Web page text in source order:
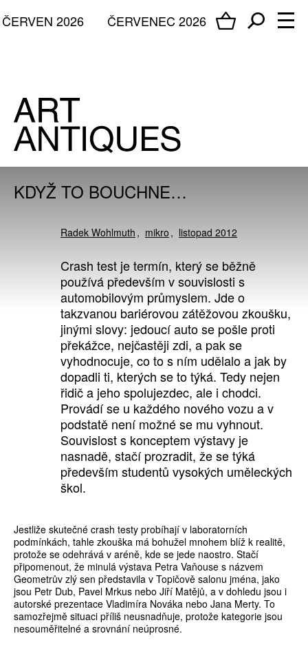
ČERVENEC 2026
ČERVEN 2026
KDYŽ TO BOUCHNE…
Radek Wohlmuth mikro listopad 2012
Crash test je termín, který se běžně
používá především v souvislosti s
automobilovým průmyslem. Jde o
takzvanou bariérovou zátěžovou zkoušku,
jinými slovy: jedoucí auto se pošle proti
překážce, nejčastěji zdi, a pak se
vyhodnocuje, co to s ním udělalo a jak by
dopadli ti, kterých se to týká. Tedy nejen
řidič a jeho spolujezdec, ale i chodci.
Provádí se u každého nového vozu a v
podstatě není možné se mu vyhnout.
Souvislost s konceptem výstavy je
nasnadě, stačí prozradit, že se týká
především studentů vysokých uměleckých
škol.
Jestliže skutečné crash testy probíhají v laboratorních
podmínkách, tahle zkouška má bohužel mnohem blíž k realitě,
protože se odehrává v aréně, kde se jede naostro. Stačí
připomenout, že minulá výstava Petra Vaňouse s názvem
Geometrův zlý sen představila v Topičově salonu jména, jako
jsou Petr Dub, Pavel Mrkus nebo Jiří Matějů, a v dohledu jsou i
autorské prezentace Vladimíra Nováka nebo Jana Merty. To
samozřejmě situaci příliš neusnadňuje, protože kategorie jsou
nesouměřitelné a srovnání neúprosné.